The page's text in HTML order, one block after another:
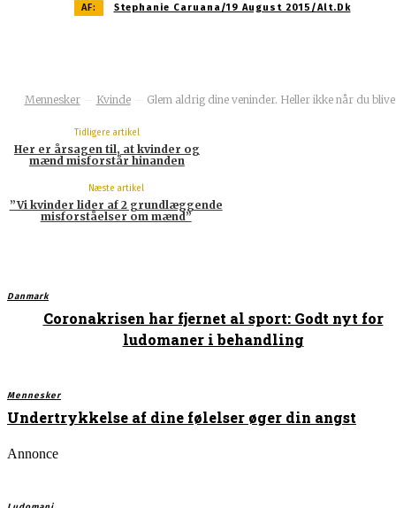
AF: Stephanie Caruana/19 August 2015/alt.dk
Mennesker Kvinde Glem aldrig dine veninder. Heller ikke når du
Tidligere artikel
Her er årsagen til, at kvinder og
mænd misforstår hinanden
Næste artikel
”Vi kvinder lider af 2 grundlæggende
misforståelser om mænd”
Danmark
Coronakrisen har fjernet al sport: Godt nyt for
ludomaner i behandling
Mennesker
Undertrykkelse af dine følelser øger din angst
Annonce